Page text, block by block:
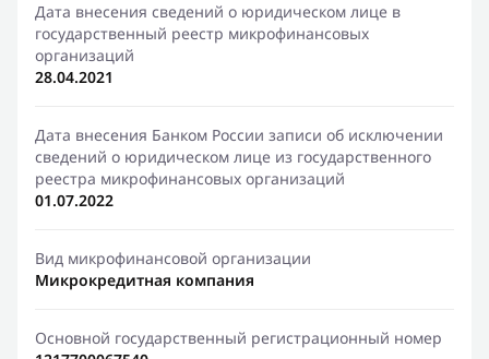
Дата внесения сведений о юридическом лице в
государственный реестр микрофинансовых
организаций
28.04.2021
Дата внесения Банком России записи об исключении
сведений о юридическом лице из государственного
реестра микрофинансовых организаций
01.07.2022
Вид микрофинансовой организации
Микрокредитная компания
Основной государственный регистрационный номер